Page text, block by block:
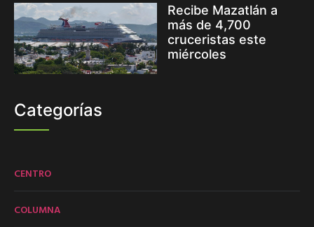
Recibe Mazatlán a
más de 4,700
cruceristas este
miércoles
Categorías
CENTRO
COLUMNA